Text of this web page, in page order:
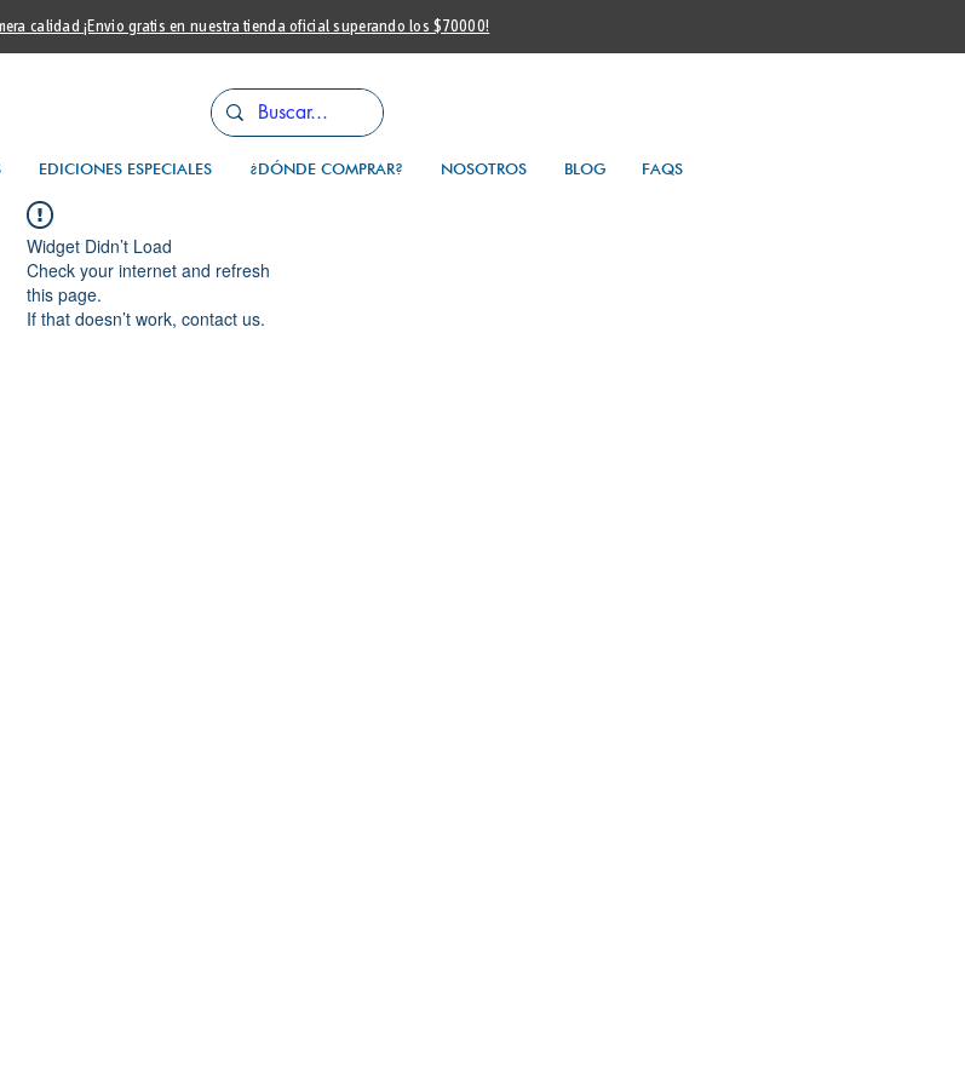
calidad ¡Envio gratis en nuestra tienda oficial superando los $70000!
EDICIONES ESPECIALES ¿DÓNDE COMPRAR? NOSOTROS BLOG FAQS
Widget Didn’t Load
Check your internet and refresh
this page.
If that doesn’t work, contact us.